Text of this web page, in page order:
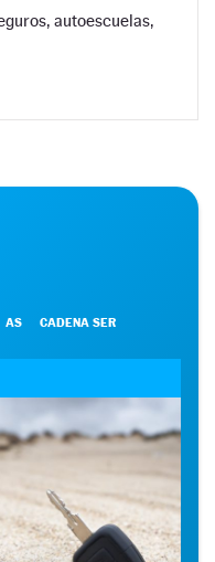
autoescuelas,
AS CADENA SER